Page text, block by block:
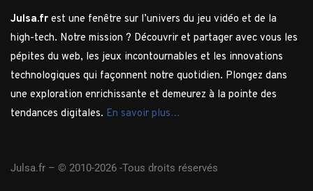
Julsa.fr est une fenêtre sur l’univers du jeu vidéo et de la
high-tech. Notre mission ? Découvrir et partager avec vous les
pépites du web, les jeux incontournables et les innovations
technologiques qui façonnent notre quotidien. Plongez dans
une exploration enrichissante et demeurez à la pointe des
tendances digitales. En savoir plus…
Julsa.fr – © 2010-2026 -Tous droits réservés